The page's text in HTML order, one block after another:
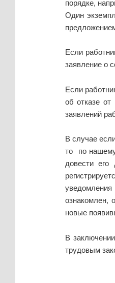
порядке,
Один
Если
заявление о
Если
об отказе от
заявлений
В случае
то по
довести
ознакомлен,
новые
В
трудовым